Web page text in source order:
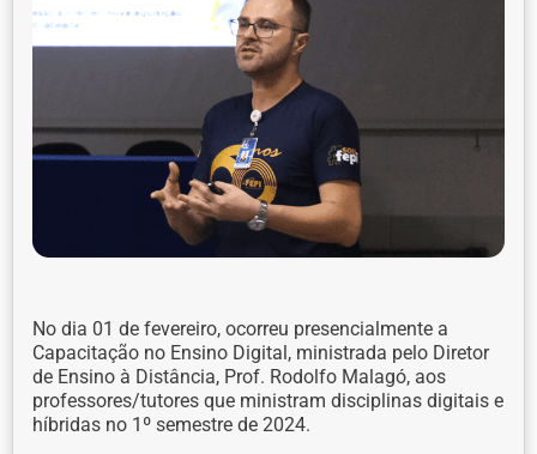
No dia 01 de fevereiro, ocorreu presencialmente a
Capacitação no Ensino Digital, ministrada pelo Diretor
de Ensino à Distância, Prof. Rodolfo Malagó, aos
professores/tutores que ministram disciplinas digitais e
híbridas no 1º semestre de 2024.